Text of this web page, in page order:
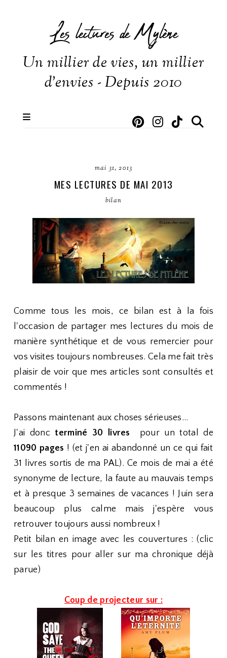
Les lectures de Mylène
Un millier de vies, un millier
d'envies - Depuis 2010
mai 31, 2013
MES LECTURES DE MAI 2013
bilan
Comme tous les mois, ce bilan est à la fois
l'occasion de partager mes lectures du mois de
manière synthétique et de vous remercier pour
vos visites toujours nombreuses. Cela me fait très
plaisir de voir que mes articles sont consultés et
commentés !
Passons maintenant aux choses sérieuses...
J'ai donc terminé 30 livres
pour un total de
11090 pages ! (et j'en ai abandonné un ce qui fait
31 livres sortis de ma PAL). Ce mois de mai a été
synonyme de lecture, la faute au mauvais temps
et à presque 3 semaines de vacances ! Juin sera
beaucoup plus calme mais j'espère vous
retrouver toujours aussi nombreux !
Petit bilan en image avec les couvertures : (clic
sur les titres pour aller sur ma chronique déjà
parue)
Coup de projecteur sur :